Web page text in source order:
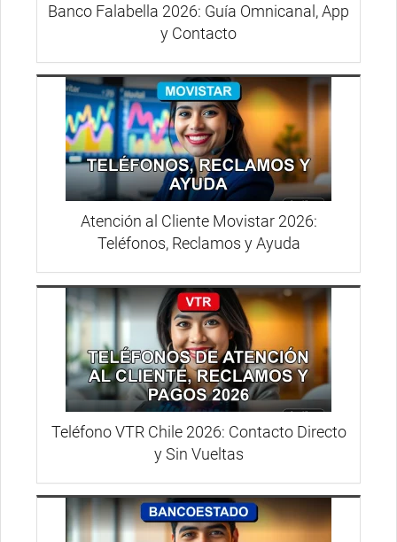
Banco Falabella 2026: Guía Omnicanal, App
y Contacto
Atención al Cliente Movistar 2026:
Teléfonos, Reclamos y Ayuda
Teléfono VTR Chile 2026: Contacto Directo
y Sin Vueltas